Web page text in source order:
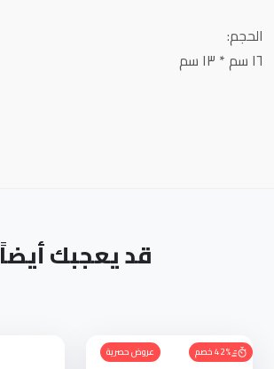
الحجم:
١٦ سم * ١٣ سم
قد يعجبك أيضاً
42% خصم عروض حصرية